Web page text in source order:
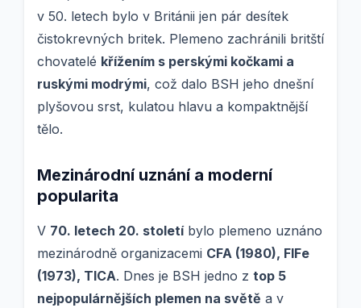
v 50. letech bylo v Británii jen pár desítek
čistokrevných britek. Plemeno zachránili britští
chovatelé křížením s perskými kočkami a
ruskými modrými, což dalo BSH jeho dnešní
plyšovou srst, kulatou hlavu a kompaktnější
tělo.
Mezinárodní uznání a moderní
popularita
V 70. letech 20. stoletíbylo plemeno uznáno
mezinárodně organizacemi CFA (1980), FIFe
(1973), TICA. Dnes je BSH jedno z top 5
nejpopulárnějších plemen na světě a v